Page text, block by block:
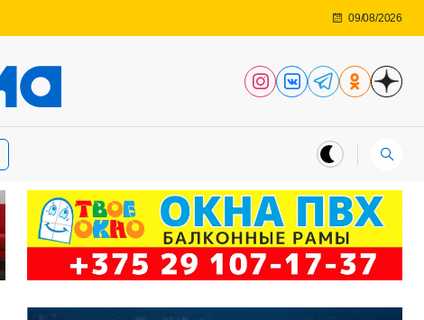
09/08/2026